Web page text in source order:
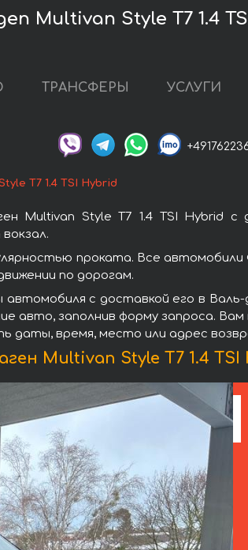
Multivan Style T7 1.4
ТРАНСФЕРЫ УСЛУГИ
T7 1.4 TSI Hybrid
Multivan Style T7 1.4 TSI Hybrid
проката. Все
по дорогам.
с доставкой его в
авто, заполнив форму запроса.
даты, время, место или адрес
Multivan Style T7 1.4 TSI